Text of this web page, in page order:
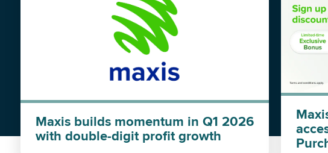
Maxis builds momentum in Q1 2026
with double-digit profit growth